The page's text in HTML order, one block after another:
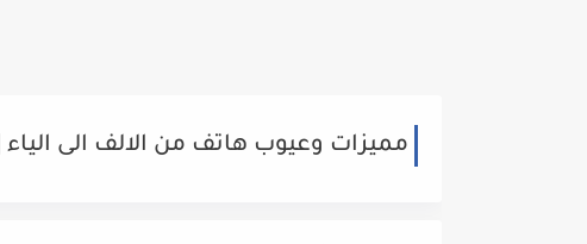
مميزات وعيوب هاتف من الالف الى الياء | Oppo Reno 10X Zoom